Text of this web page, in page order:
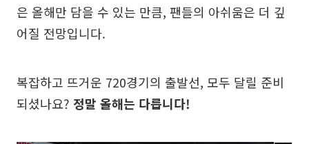
은 올해만 담을 수 있는 만큼, 팬들의 아쉬움은 더 깊
어질 전망입니다.
복잡하고 뜨거운 720경기의 출발선, 모두 달릴 준비
되셨나요? 정말 올해는 다릅니다!